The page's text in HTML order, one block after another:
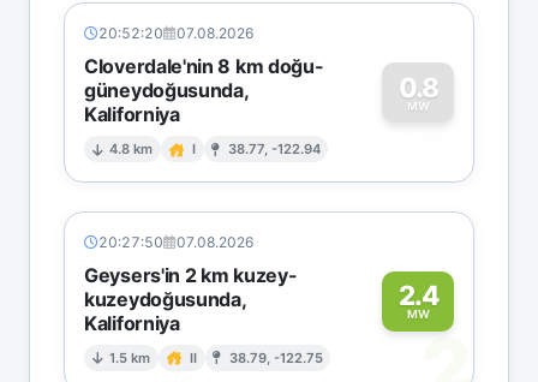
20:52:20 07.08.2026
Cloverdale'nin 8 km doğu-
güneydoğusunda,
Kaliforniya
4.8 km I 38.77, -122.94
0.8
MW
0
20:27:50 07.08.2026
Geysers'in 2 km kuzey-
kuzeydoğusunda,
Kaliforniya
1.5 km II 38.79, -122.75
2.4
MW